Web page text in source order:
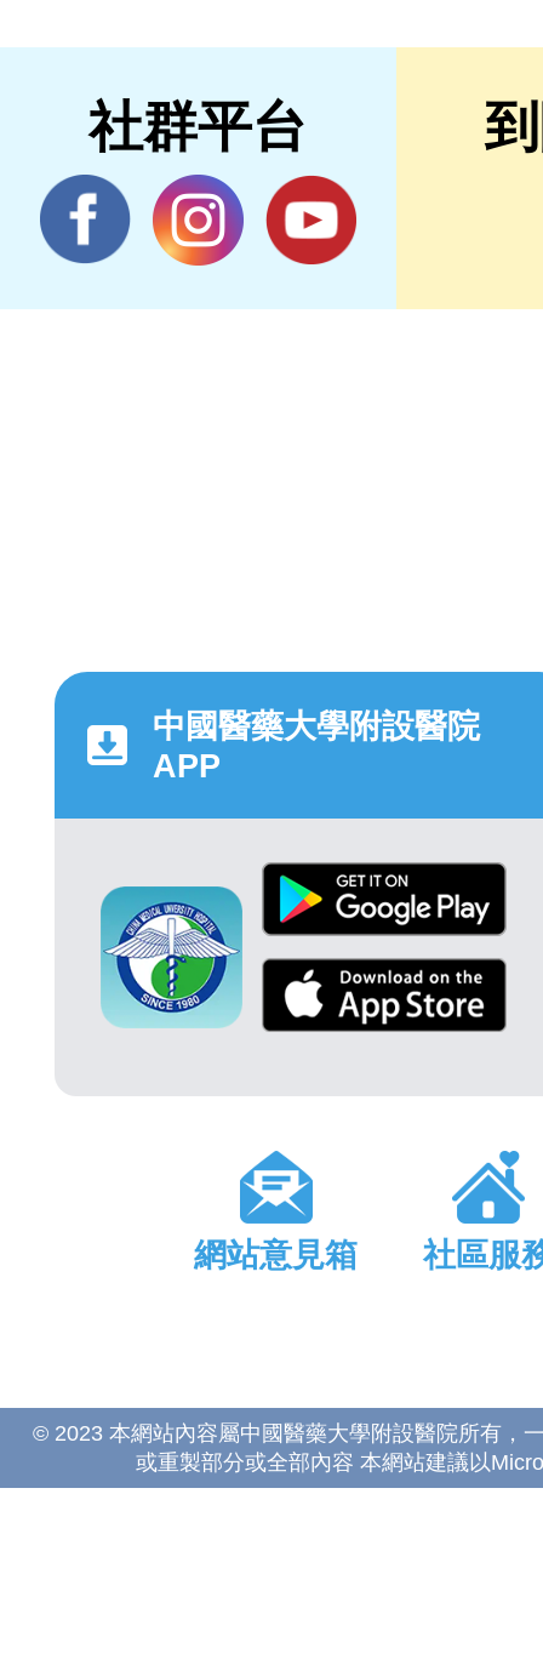
社群平台
中國醫藥大學附設醫院
APP
網站意見箱 社區服
© 2023 本網站內容屬中國醫藥大學附設醫院所有，
或重製部分或全部內容 本網站建議以